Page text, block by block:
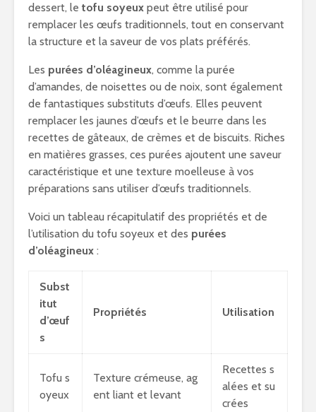
dessert, le tofu soyeux peut être utilisé pour
remplacer les œufs traditionnels, tout en conservant
la structure et la saveur de vos plats préférés.
Les purées d’oléagineux, comme la purée
d’amandes, de noisettes ou de noix, sont également
de fantastiques substituts d’œufs. Elles peuvent
remplacer les jaunes d’œufs et le beurre dans les
recettes de gâteaux, de crèmes et de biscuits. Riches
en matières grasses, ces purées ajoutent une saveur
caractéristique et une texture moelleuse à vos
préparations sans utiliser d’œufs traditionnels.
Voici un tableau récapitulatif des propriétés et de
l’utilisation du tofu soyeux et des purées
d’oléagineux :
Subst
itut
d’œuf
s
Propriétés Utilisation
Tofu s
oyeux
Texture crémeuse, ag
ent liant et levant
Recettes s
alées et su
crées